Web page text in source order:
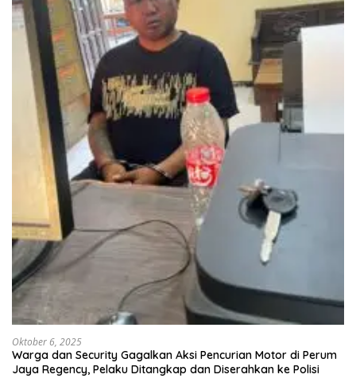
Oktober 6, 2025
Warga dan Security Gagalkan Aksi Pencurian Motor di Perum
Jaya Regency, Pelaku Ditangkap dan Diserahkan ke Polisi